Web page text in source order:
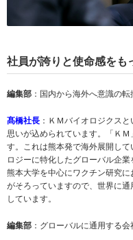
社員が誇りと使命感をも
編集部 ：国内から海外へ意識の転
髙橋社長 ：ＫＭバイオロジクス
思いが込められています。「ＫＭ
す。これは熊本発で海外展開し
ロジーに特化したグローバル企
熊本大学を中心にワクチン研究
がそろっていますので、世界に
しています。
編集部 ：グローバルに通用する